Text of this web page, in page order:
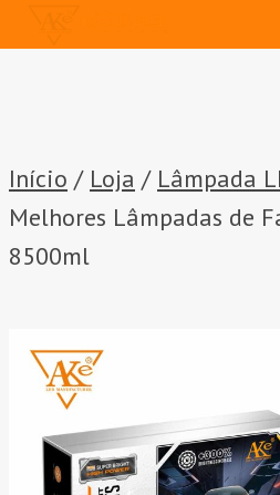
para
Início / Loja / Lâmpada
Melhores Lâmpadas de
8500ml